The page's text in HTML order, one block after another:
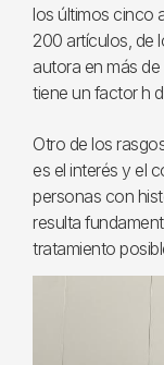
los últimos cinco
200 artículos, de
autora en más
tiene un factor h
Otro de los
es el interés y el
personas con
resulta
tratamiento